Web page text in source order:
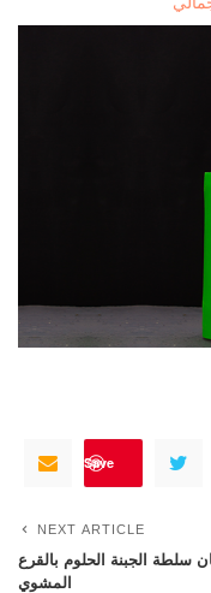
Save
NEXT ARTICLE
سلطة الجبنة الحلوم بالقرع
المشوي